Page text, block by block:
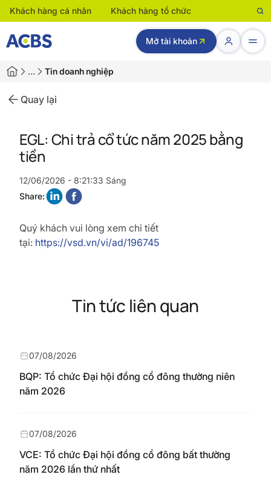
Khách hàng cá nhân Khách hàng tổ chức
Mở tài khoản
… Tin doanh nghiệp
Quay lại
EGL: Chi trả cổ tức năm 2025 bằng
tiền
12/06/2026 - 8:21:33 Sáng
Share:
Quý khách vui lòng xem chi tiết
tại: https://vsd.vn/vi/ad/196745
Tin tức liên quan
BQP: Tổ chức Đại hội đồng cổ đông thường niên
năm 2026
07/08/2026
VCE: Tổ chức Đại hội đồng cổ đông bất thường
năm 2026 lần thứ nhất
07/08/2026